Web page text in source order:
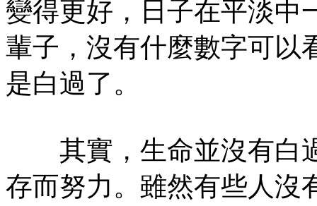
變得更好，日子在平淡中
輩子，沒有什麼數字可以
是白過了。
其實，生命並沒有白
存而努力。雖然有些人沒